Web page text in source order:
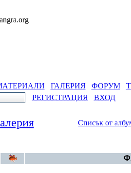
ГАЛЕРИЯ ФОРУМ
РЕГИСТРАЦИЯ
ВХОД
Списък от